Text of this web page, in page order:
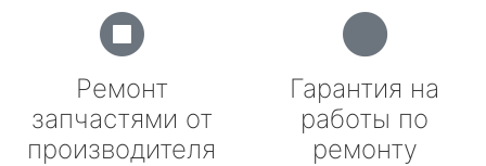
Ремонт
запчастями от
производителя
Гарантия на
работы по
ремонту